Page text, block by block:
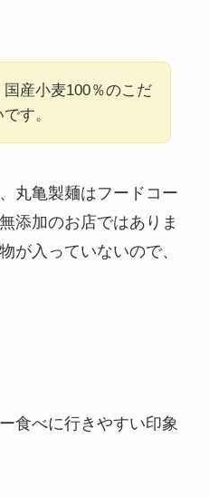
産小麦100％のこだ
す。
丸亀製麺はフードコー
添加のお店ではありま
が入っていないので、
食べに行きやすい印象